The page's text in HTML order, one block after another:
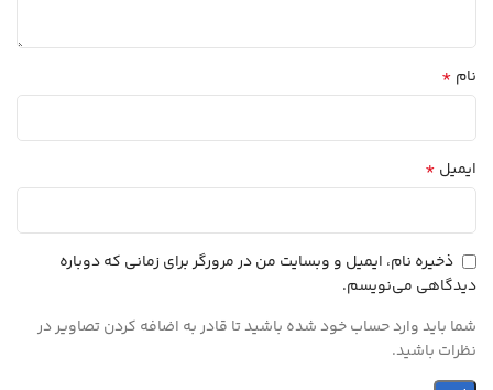
نام *
ایمیل *
ذخیره نام، ایمیل و وبسایت من در مرورگر برای زمانی که دوباره
دیدگاهی می‌نویسم.
شما باید وارد حساب خود شده باشید تا قادر به اضافه کردن تصاویر در
نظرات باشید.